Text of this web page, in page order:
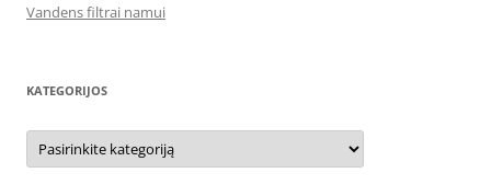
Vandens filtrai namui
KATEGORIJOS
Kategorijos